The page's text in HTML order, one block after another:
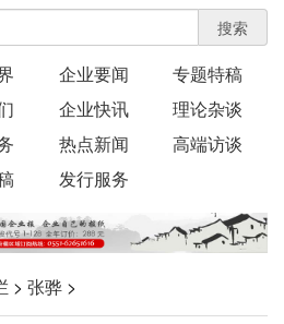
搜索
企业要闻
专题特稿
企业快讯
理论杂谈
热点新闻
高端访谈
发行服务
> 张骅 >